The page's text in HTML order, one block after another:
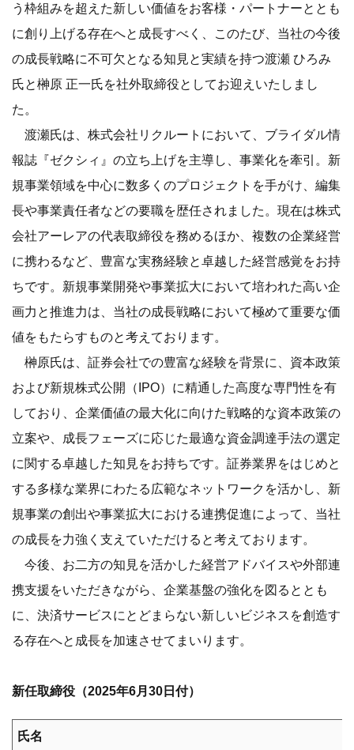
う枠組みを超えた新しい価値をお客様・パートナーととも
に創り上げる存在へと成長すべく、このたび、当社の今後
の成長戦略に不可欠となる知見と実績を持つ渡瀬 ひろみ
氏と榊原 正一氏を社外取締役としてお迎えいたしまし
た。
渡瀬氏は、株式会社リクルートにおいて、ブライダル情
報誌『ゼクシィ』の立ち上げを主導し、事業化を牽引。新
規事業領域を中心に数多くのプロジェクトを手がけ、編集
長や事業責任者などの要職を歴任されました。現在は株式
会社アーレアの代表取締役を務めるほか、複数の企業経営
に携わるなど、豊富な実務経験と卓越した経営感覚をお持
ちです。新規事業開発や事業拡大において培われた高い企
画力と推進力は、当社の成長戦略において極めて重要な価
値をもたらすものと考えております。
榊原氏は、証券会社での豊富な経験を背景に、資本政策
および新規株式公開（IPO）に精通した高度な専門性を有
しており、企業価値の最大化に向けた戦略的な資本政策の
立案や、成長フェーズに応じた最適な資金調達手法の選定
に関する卓越した知見をお持ちです。証券業界をはじめと
する多様な業界にわたる広範なネットワークを活かし、新
規事業の創出や事業拡大における連携促進によって、当社
の成長を力強く支えていただけると考えております。
今後、お二方の知見を活かした経営アドバイスや外部連
携支援をいただきながら、企業基盤の強化を図るととも
に、決済サービスにとどまらない新しいビジネスを創造す
る存在へと成長を加速させてまいります。
新任取締役（2025年6月30日付）
氏名